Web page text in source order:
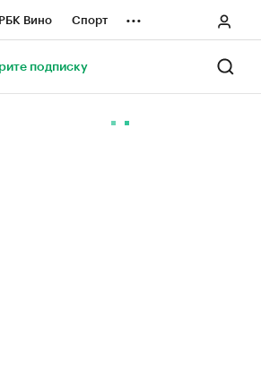
РБК Вино Спорт ...
подписку